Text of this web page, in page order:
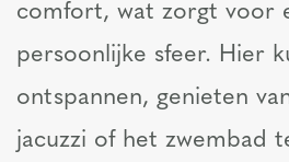
comfort, wat zorgt voor
persoonlijke sfeer. Hier
ontspannen, genieten
jacuzzi of het zwembad